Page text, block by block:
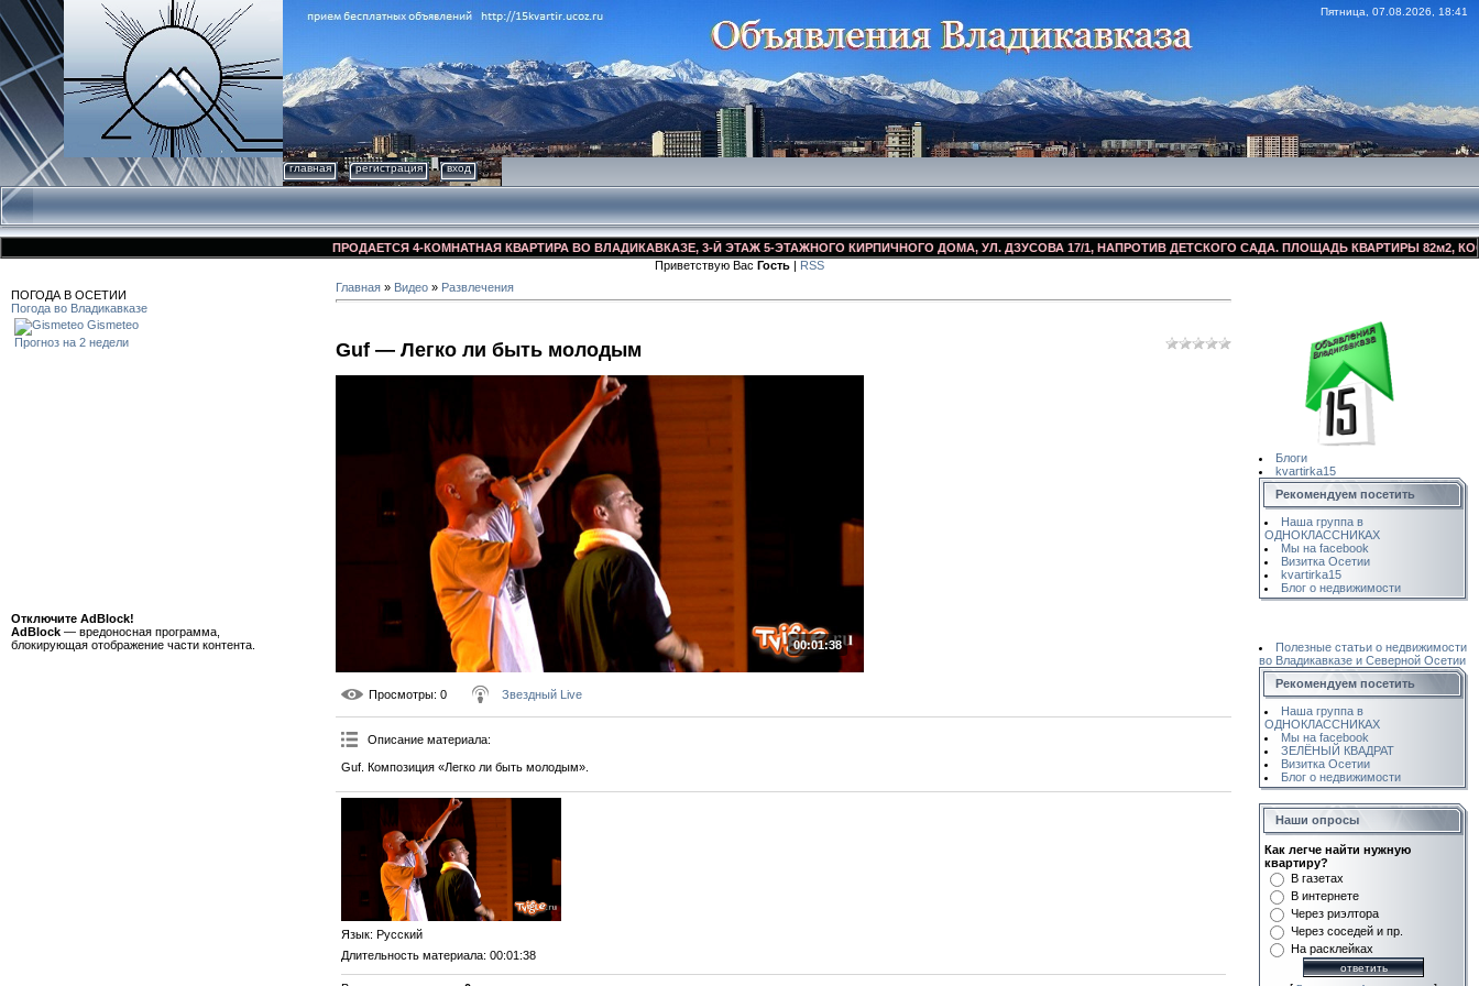
Пятница, 07.08.2026, 18:41
главная регистрация вход
ПРОДАЕТСЯ 4-КОМНАТНАЯ КВАРТИРА ВО ВЛАДИКАВКАЗЕ, 3-Й ЭТАЖ 5-ЭТАЖНОГО КИРПИЧНОГО ДОМА, УЛ. ДЗУСОВА 17/1, НАПРОТИВ ДЕТСКОГО САДА. ПЛОЩАДЬ КВАРТИРЫ 82м2,
Приветствую Вас Гость | RSS
ПОГОДА В ОСЕТИИ
Погода во Владикавказе
Gismeteo
Прогноз на 2 недели
Отключите AdBlock!
AdBlock — вредоносная программа,
блокирующая отображение части контента.
Главная » Видео » Развлечения
Guf — Легко ли быть молодым
00:01:38
Просмотры: 0 Звездный Live
Описание материала:
Guf. Композиция «Легко ли быть молодым».
Язык: Русский
Длительность материала: 00:01:38
Блоги
kvartirka15
Рекомендуем посетить
Наша группа в
ОДНОКЛАССНИКАХ
Мы на facebook
Визитка Осетии
kvartirka15
Блог о недвижимости
Полезные статьи о недвижимости
во Владикавказе и Северной Осетии
Рекомендуем посетить
Наша группа в
ОДНОКЛАССНИКАХ
Мы на facebook
ЗЕЛЁНЫЙ КВАДРАТ
Визитка Осетии
Блог о недвижимости
Наши опросы
Как легче найти нужную
квартиру?
В газетах
В интернете
Через риэлтора
Через соседей и пр.
На расклейках